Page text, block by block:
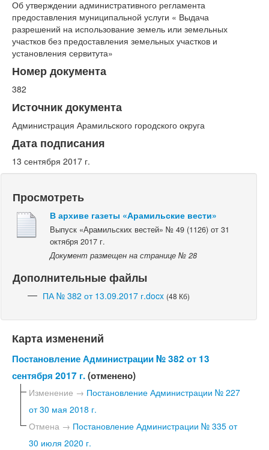
Об утверждении административного регламента
предоставления муниципальной услуги « Выдача
разрешений на использование земель или земельных
участков без предоставления земельных участков и
установления сервитута»
Номер документа
382
Источник документа
Администрация Арамильского городского округа
Дата подписания
13 сентября 2017 г.
Просмотреть
В архиве газеты «Арамильские вести»
Выпуск «Арамильских вестей» № 49 (1126) от 31
октября 2017 г.
Документ размещен на странице № 28
Дополнительные файлы
ПА № 382 от 13.09.2017 г.docx (48 Кб)
Карта изменений
Постановление Администрации № 382 от 13
сентября 2017 г.(отменено)
Изменение → Постановление Администрации № 227
от 30 мая 2018 г.
Отмена → Постановление Администрации № 335 от
30 июля 2020 г.